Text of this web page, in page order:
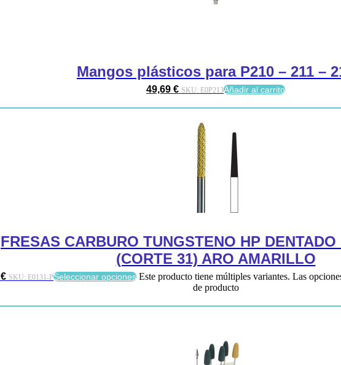
Mangos plásticos para P210 – 211 –
49,69 € SKU: E0P213Añadir al carrito
FRESAS CARBURO TUNGSTENO HP
(CORTE 31) ARO AMARILLO
€ SKU: E0131-PSeleccionar opciones Este producto tiene múltiples variantes. Las
de producto